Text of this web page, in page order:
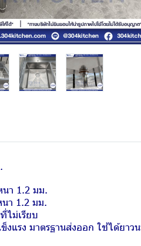
นา 1.2 มม.
า 1.2 มม.
ไม่เรียบ
งแรง มาตรฐานส่งออก ใช้ได้ยา